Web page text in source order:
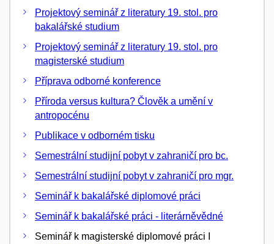
Projektový seminář z literatury 19. stol. pro
bakalářské studium
Projektový seminář z literatury 19. stol. pro
magisterské studium
Příprava odborné konference
Příroda versus kultura? Člověk a umění v
antropocénu
Publikace v odborném tisku
Semestrální studijní pobyt v zahraničí pro bc.
Semestrální studijní pobyt v zahraničí pro mgr.
Seminář k bakalářské diplomové práci
Seminář k bakalářské práci - literárněvědné
Seminář k magisterské diplomové práci I